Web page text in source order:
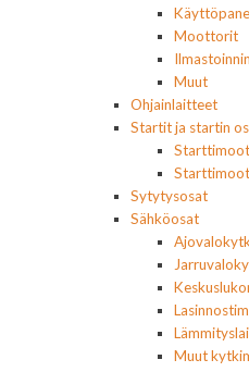
Moottorit
Muut
Ohjainlaitteet
Startit ja startin
Sytytysosat
Sähköosat
Muut